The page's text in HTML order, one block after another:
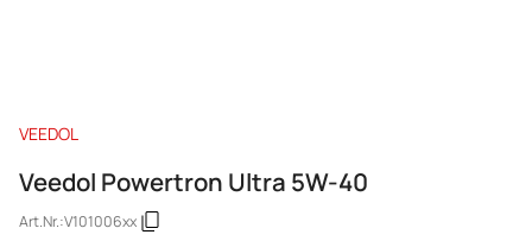
VEEDOL
Veedol Powertron Ultra 5W-40
Art.Nr.:V101006xx